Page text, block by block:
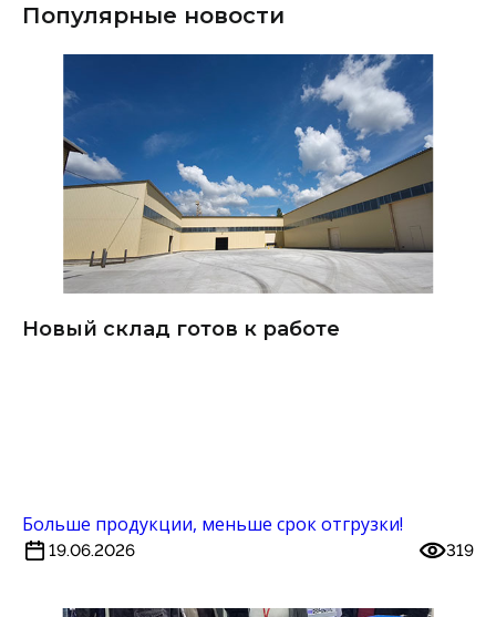
Популярные новости
Новый склад готов к работе
Больше продукции, меньше срок отгрузки!
19.06.2026 319